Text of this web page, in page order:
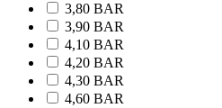
3,80 BAR
3,90 BAR
4,10 BAR
4,20 BAR
4,30 BAR
4,60 BAR